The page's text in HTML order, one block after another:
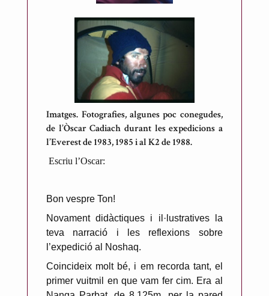
Imatges. Fotografies, algunes poc conegudes,
de l’Òscar Cadiach durant les expedicions a
l’Everest de 1983, 1985 i al K2 de 1988.
Escriu l’Oscar:
Bon vespre Ton!
Novament didàctiques i il·lustratives la
teva narració i les reflexions sobre
l’expedició al Noshaq.
Coincideix molt bé, i em recorda tant, el
primer vuitmil en que vam fer cim. Era al